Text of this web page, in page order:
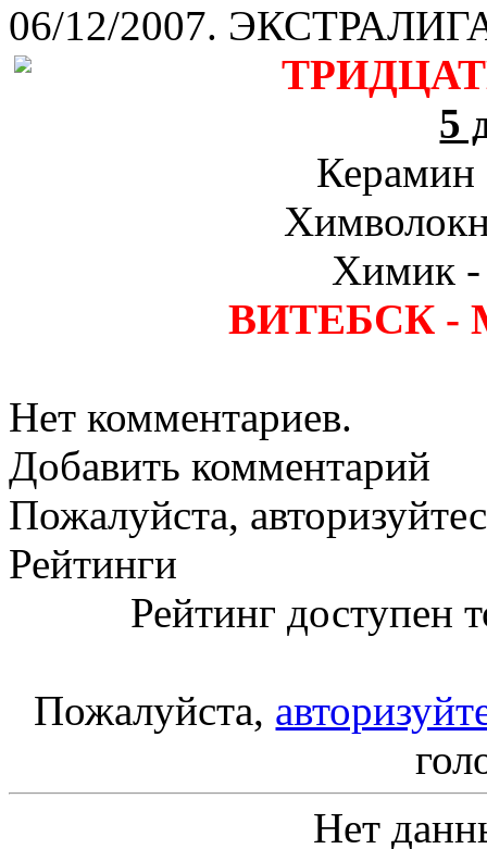
06/12/2007.
5
Химик -
ВИТЕБСК -
Нет комментариев.
Добавить комментарий
Пожалуйста,
Рейтинги
Рейтинг доступен
Пожалуйста,
Нет